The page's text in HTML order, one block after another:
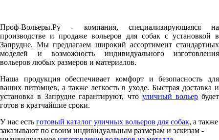
Проф-Вольеры.Ру - компания, специализирующаяся на
производстве и продаже вольеров для собак с установкой в
Запрудне. Мы предлагаем широкий ассортимент стандартных
моделей и возможность индивидуального изготовления
вольеров любых размеров и материалов.
Наша продукция обеспечивает комфорт и безопасность для
ваших питомцев, а также легкость в уходе. Быстрая доставка и
установка в Запрудне гарантируют, что уличный вольербудет
готов в кратчайшие сроки.
У нас есть готовый каталог уличных вольеров для собак, а также
заказывают по своим индивидуальным размерам и эскизам -